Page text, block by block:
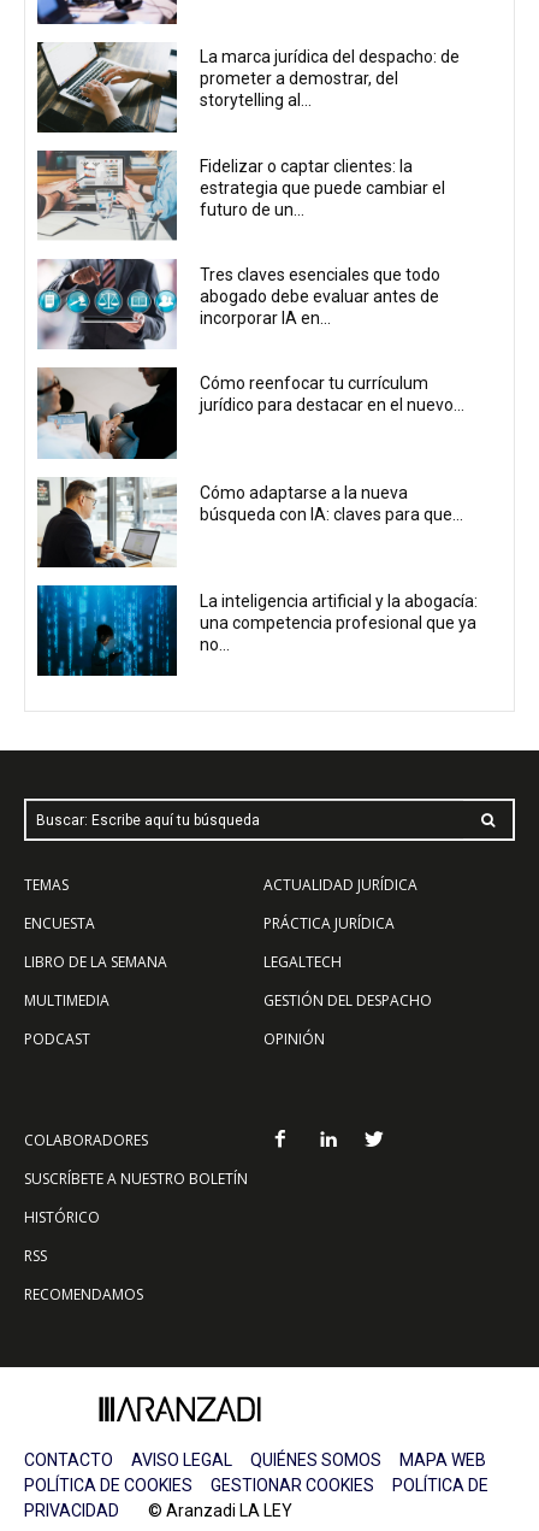
La marca jurídica del despacho: de
prometer a demostrar, del
storytelling al...
Fidelizar o captar clientes: la
estrategia que puede cambiar el
futuro de un...
Tres claves esenciales que todo
abogado debe evaluar antes de
incorporar IA en...
Cómo reenfocar tu currículum
jurídico para destacar en el nuevo...
Cómo adaptarse a la nueva
búsqueda con IA: claves para que...
La inteligencia artificial y la abogacía:
una competencia profesional que ya
no...
Buscar: Escribe aquí tu búsqueda
TEMAS
ENCUESTA
LIBRO DE LA SEMANA
MULTIMEDIA
PODCAST
ACTUALIDAD JURÍDICA
PRÁCTICA JURÍDICA
LEGALTECH
GESTIÓN DEL DESPACHO
OPINIÓN
COLABORADORES
SUSCRÍBETE A NUESTRO BOLETÍN
HISTÓRICO
RSS
RECOMENDAMOS
CONTACTO AVISO LEGAL QUIÉNES SOMOS
MAPA WEB
POLÍTICA DE COOKIES
GESTIONAR COOKIES
POLÍTICA DE
PRIVACIDAD © Aranzadi LA LEY